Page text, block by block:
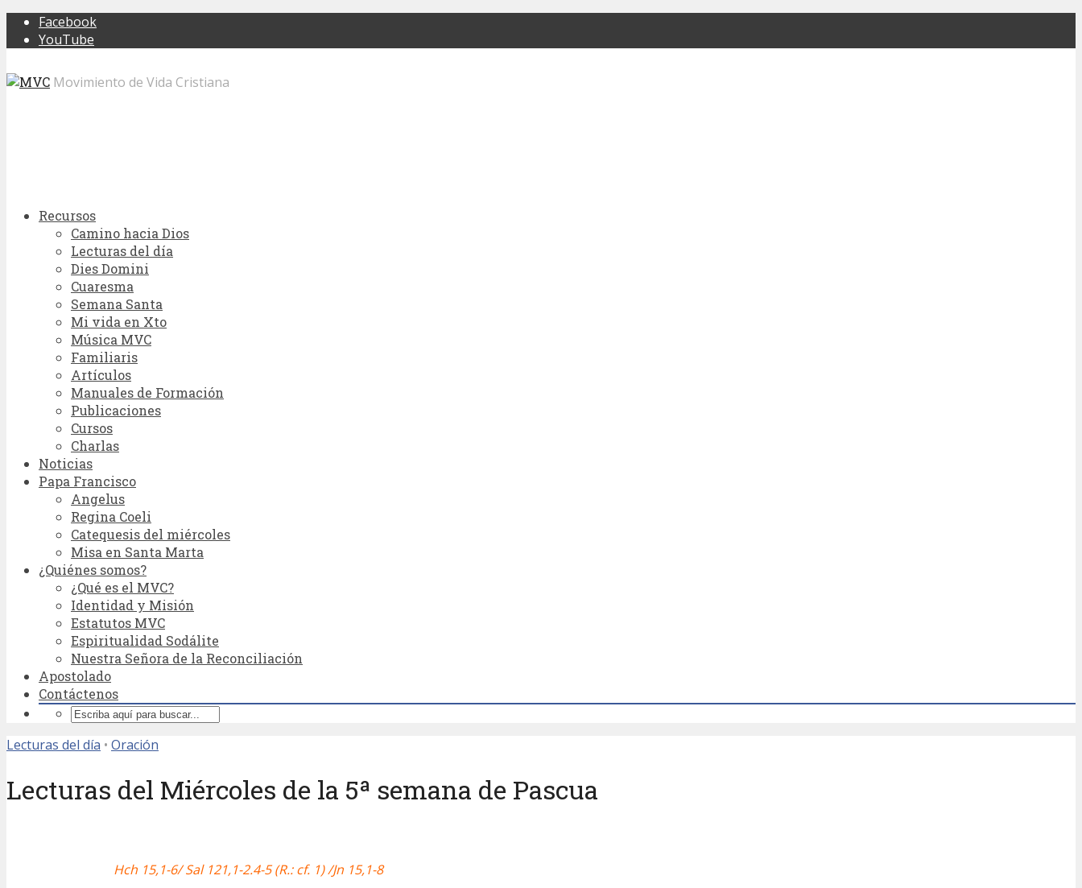
Facebook
YouTube
Movimiento de Vida Cristiana
Recursos
Camino hacia Dios
Lecturas del día
Dies Domini
Cuaresma
Semana Santa
Mi vida en Xto
Música MVC
Familiaris
Artículos
Manuales de Formación
Publicaciones
Cursos
Charlas
Noticias
Papa Francisco
Angelus
Regina Coeli
Catequesis del miércoles
Misa en Santa Marta
¿Quiénes somos?
¿Qué es el MVC?
Identidad y Misión
Estatutos MVC
Espiritualidad Sodálite
Nuestra Señora de la Reconciliación
Apostolado
Contáctenos
Lecturas del día • Oración
Lecturas del Miércoles de la 5ª semana de Pascua
Hch 15,1-6/Sal 121,1-2.4-5 (R.: cf. 1)/Jn 15,1-8